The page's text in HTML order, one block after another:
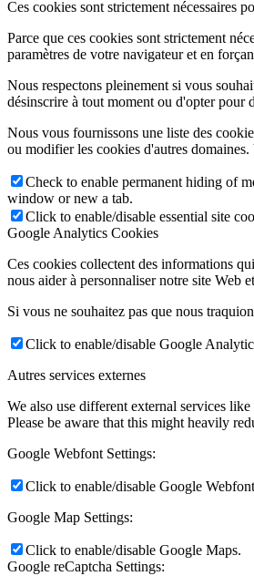
Ces cookies sont strictement nécessaires
Parce que ces cookies sont strictement
paramètres de votre navigateur et en
Nous respectons pleinement si vous
désinscrire à tout moment ou d'opter pour
Nous vous fournissons une liste des
ou modifier les cookies d'autres
Check to enable permanent hiding of
window or new a tab.
Click to enable/disable essential site
Google Analytics Cookies
Ces cookies collectent des informations
nous aider à personnaliser notre site Web
Si vous ne souhaitez pas que nous
Click to enable/disable Google
Autres services externes
We also use different external services
Please be aware that this might heavily
Google Webfont Settings:
Click to enable/disable Google
Google Map Settings:
Click to enable/disable Google Maps.
Google reCaptcha Settings: